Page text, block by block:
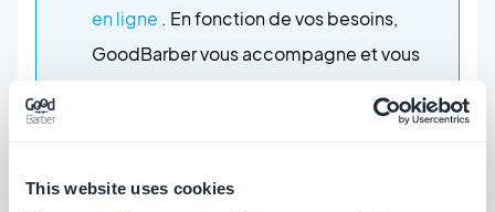
This website uses cookies
en ligne . En fonction de vos besoins,
GoodBarber vous accompagne et vous
Une fois le développement de votre
souhaitez peut-être connaître l'avis de vos